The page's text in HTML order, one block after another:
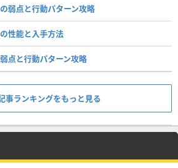
弱点と行動パターン攻略
性能と入手方法
点と行動パターン攻略
事ランキングをもっと見る